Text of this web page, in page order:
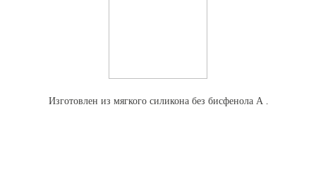
Изготовлен из мягкого силикона без бисфенола А .